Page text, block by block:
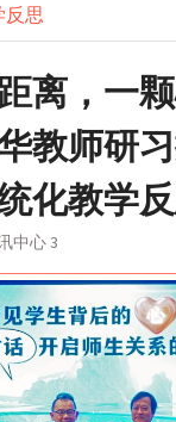
反思
离，一
教师研
化教学
中心 3